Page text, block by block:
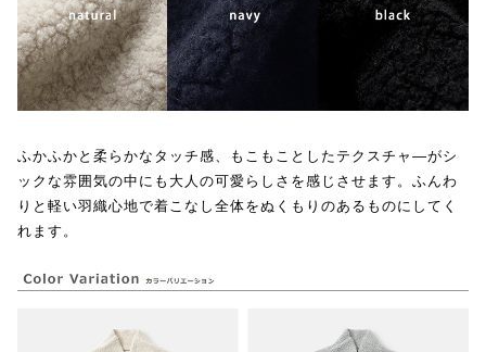
ふかふかと柔らかなタッチ感、もこもことしたテクスチャ―がシ
ックな雰囲気の中にも大人の可愛らしさを感じさせます。ふんわ
りと軽い羽織心地で着こなし全体をぬくもりのあるものにしてく
れます。